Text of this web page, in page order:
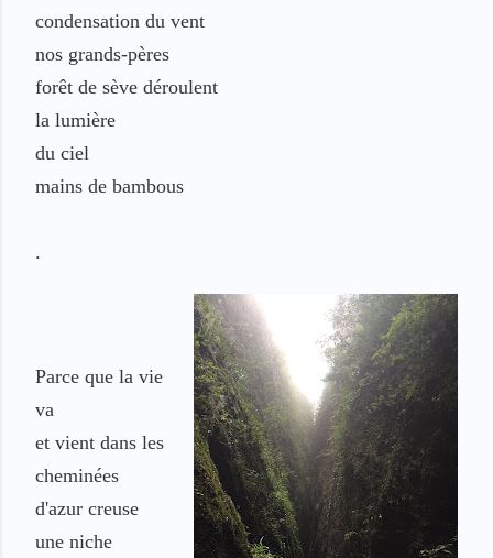
condensation du vent
nos grands-pères
forêt de sève déroulent
la lumière
du ciel
mains de bambous
.
Parce que la vie
va
et vient dans les
cheminées
d'azur creuse
une niche